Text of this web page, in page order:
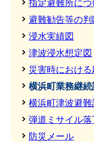
指定避難所につ
避難勧告等の
浸水実績図
津波浸水想定図
災害時におけ
横浜町業務継続
横浜町津波避難
弾道ミサイル
防災メール